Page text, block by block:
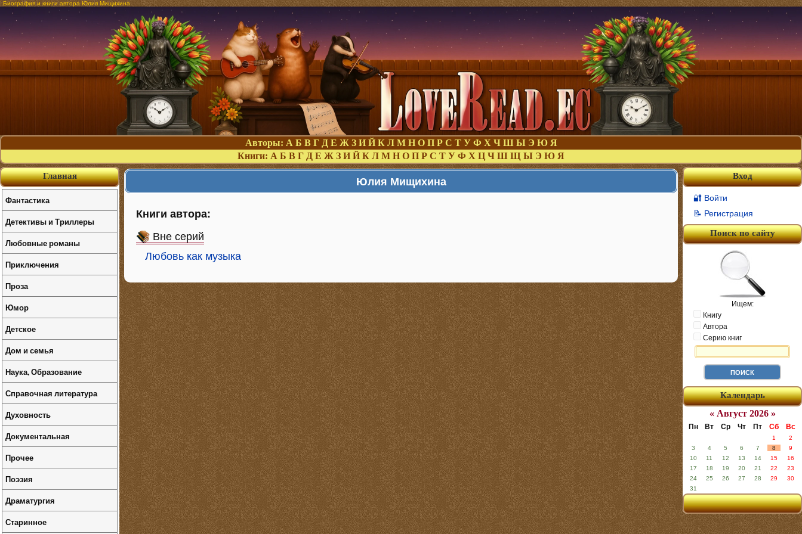
Биография и книги автора Юлия Мищихина
Авторы: А Б В Г Д Е Ж З И Й К Л М Н О П Р С Т У Ф Х Ч Ш Ы Э Ю Я
Книги: А Б В Г Д Е Ж З И Й К Л М Н О П Р С Т У Ф Х Ц Ч Ш Щ Ы Э Ю Я
Юлия Мищихина
Книги автора:
Вне серий
Любовь как музыка
Вход
🔐 Войти
📝 Регистрация
Поиск по сайту
Ищем:
Книгу
Автора
Серию книг
Календарь
« Август 2026 »
Пн Вт Ср Чт Пт Сб Вс
1
2
3
4 5 6 7 8
9
10
11 12 13 14 15
16
17
18 19 20 21 22
23
24
25 26 27 28 29
30
31
Главная
Фантастика
Детективы и Триллеры
Любовные романы
Приключения
Проза
Юмор
Детское
Дом и семья
Наука, Образование
Справочная литература
Духовность
Документальная
Прочее
Поэзия
Драматургия
Старинное